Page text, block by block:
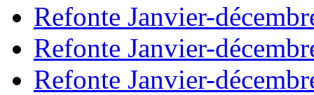
Refonte Janvier-
Refonte Janvier-
Refonte Janvier-